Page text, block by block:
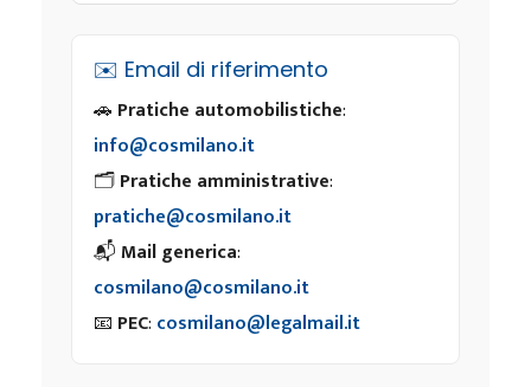
✉️ Email di riferimento
🚗 Pratiche automobilistiche:
info@cosmilano.it
🗂️Pratiche amministrative:
pratiche@cosmilano.it
📬Mail generica:
cosmilano@cosmilano.it
📧 PEC: cosmilano@legalmail.it